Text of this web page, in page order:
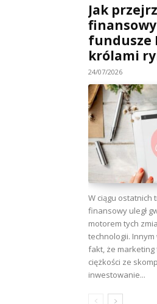
Jak
finansowy
fundusze
królami
24/07/2026
W ciągu ostatnich
finansowy uległ
motorem tych
technologii.
fakt, że
ciężkości ze
inwestowanie...